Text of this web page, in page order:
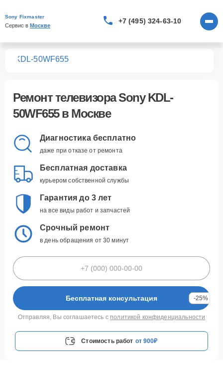
Sony Fixmaster
Сервис в Москве
+7 (495) 324-63-10
KDL-50WF655
Ремонттелевизора Sony KDL-
50WF655в Москве
Диагностика бесплатно
даже при отказе от ремонта
Бесплатная доставка
курьером собственной службы
Гарантия до 3 лет
на все виды работ и запчастей
Срочный ремонт
в день обращения от 30 минут
Бесплатная консультация -25%
Отправляя, Вы соглашаетесь с политикой конфиденциальности
Стоимость работ от 900₽